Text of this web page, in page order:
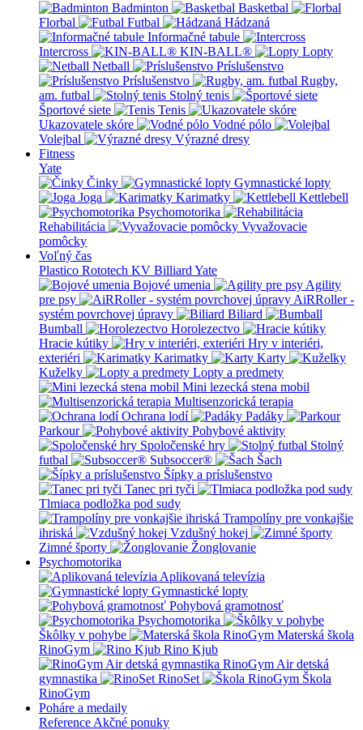
Badminton
Basketbal
Florbal
Futbal
Hádzaná
Informačné tabule
Intercross
KIN-BALL®
Lopty
Netball
Príslušenstvo
Príslušenstvo
Rugby,
am. futbal
Stolný tenis
Športové siete
Tenis
Ukazovatele skóre
Vodné pólo
Volejbal
Výrazné dresy
Fitness
Yate
Činky
Gymnastické lopty
Joga
Karimatky
Kettlebell
Psychomotorika
Rehabilitácia
Vyvažovacie
pomôcky
Voľný čas
Plastico Rototech KV Billiard Yate
Bojové umenia
Agility
pre psy
AiRRoller -
systém povrchovej úpravy
Biliard
Bumball
Horolezectvo
Hracie kútiky
Hry v interiéri,
exteriéri
Karimatky
Karty
Kuželky
Lopty a predmety
Mini lezecká stena mobil
Multisenzorická terapia
Ochrana lodí
Padáky
Parkour
Pohybové aktivity
Spoločenské hry
Stolný
futbal
Subsoccer®
Šach
Šípky a príslušenstvo
Tanec pri tyči
Tlmiaca podložka pod sudy
Trampolíny pre vonkajšie
ihriská
Vzdušný hokej
Zimné športy
Žonglovanie
Psychomotorika
Aplikovaná televízia
Gymnastické lopty
Pohybová gramotnosť
Psychomotorika
Škôlky v pohybe
Materská škola
RinoGym
Rino Kjub
RinoGym Air detská
gymnastika
RinoSet
Škola
RinoGym
Poháre a medaily
Reference Akčné ponuky